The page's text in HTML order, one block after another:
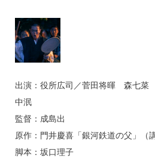
出演：役所広司／菅田将暉 森七菜
中泯
監督：成島出
原作：門井慶喜「銀河鉄道の父」（
脚本：坂口理子